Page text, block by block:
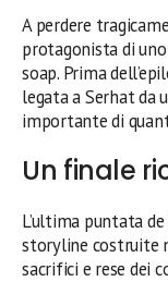
A perdere
protagonista di
soap. Prima
legata a Serhat
importante di
Un finale
L’ultima puntata de
storyline costruite
sacrifici e rese dei